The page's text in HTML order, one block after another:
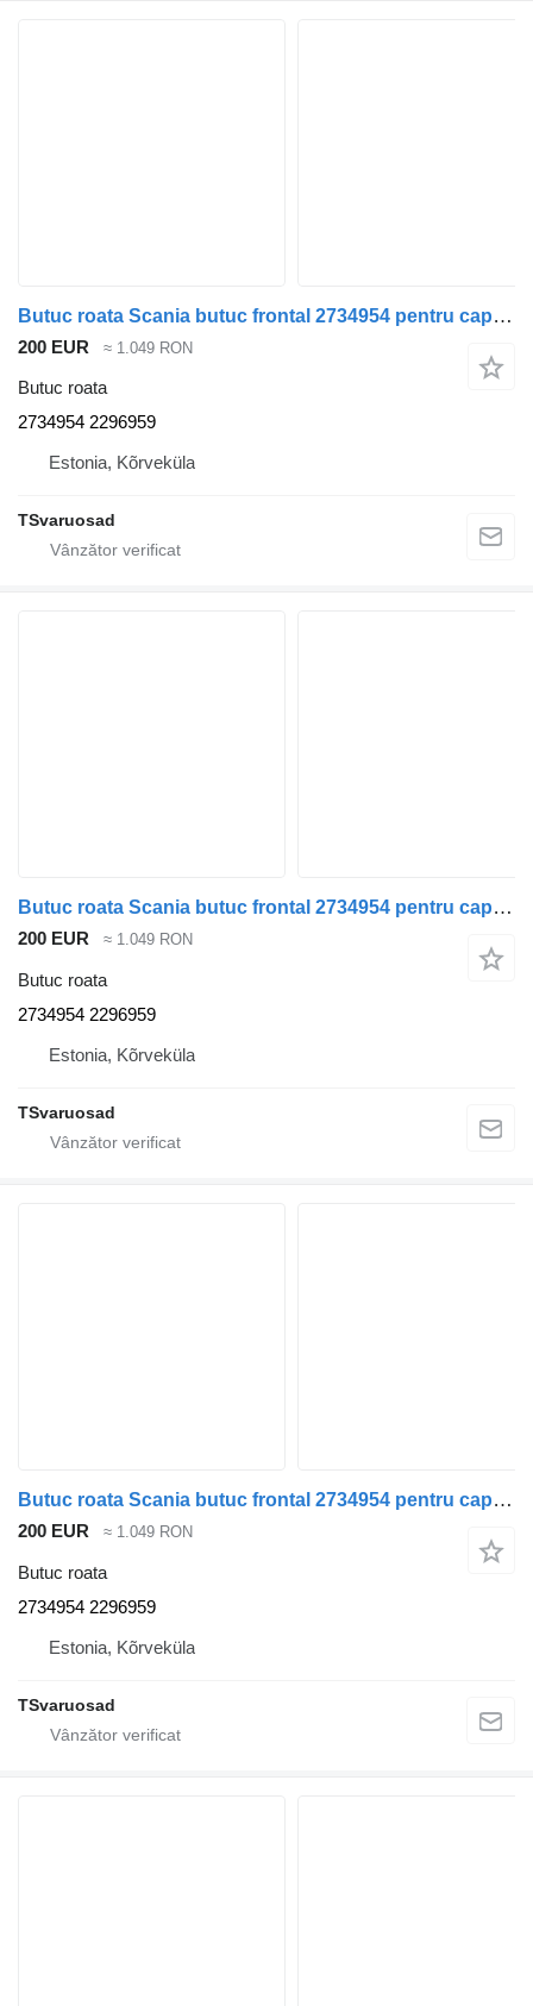
Butuc roata Scania butuc frontal 2734954 pentru cap tractor Scania R410
200 EUR ≈ 1.049 RON
Butuc roata
2734954 2296959
Estonia, Kõrveküla
TSvaruosad
Butuc roata Scania butuc frontal 2734954 pentru cap tractor Scania R410
200 EUR ≈ 1.049 RON
Butuc roata
2734954 2296959
Estonia, Kõrveküla
TSvaruosad
Butuc roata Scania butuc frontal 2734954 pentru cap tractor Scania R410
200 EUR ≈ 1.049 RON
Butuc roata
2734954 2296959
Estonia, Kõrveküla
TSvaruosad